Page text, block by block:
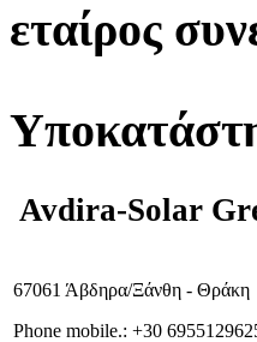
εταίρος
Avdira-Solar
67061 Άβδηρα/Ξάνθη - Θράκη
Phone mobile.: +30